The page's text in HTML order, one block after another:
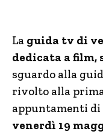
La guida tv di
dedicata a film,
sguardo alla
rivolto alla
appuntamenti di
venerdì 19